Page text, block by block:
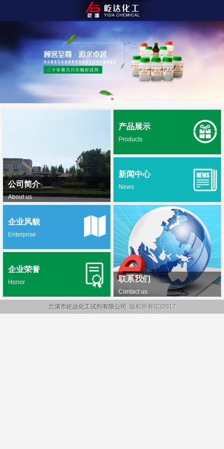
公司简介
About us
产品展示
Products
新闻中心
News
联系我们
Contact us
企业风貌
Enterprise
企业荣誉
Honor
兰溪市屹达化工试剂有限公司 版权所有(C)2017